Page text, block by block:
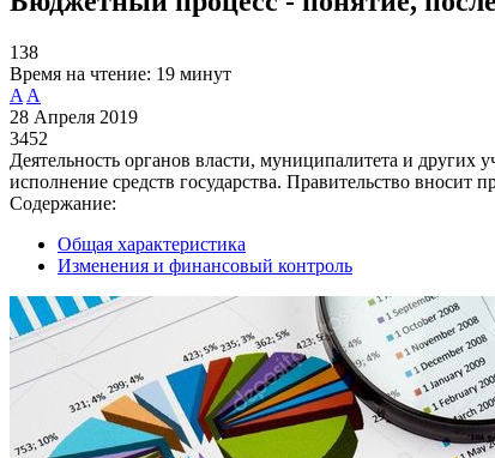
138
Время на чтение: 19 минут
A A
28 Апреля 2019
3452
Деятельность органов власти, муниципалитета и других
исполнение средств государства. Правительство вносит
Содержание:
Общая характеристика
Изменения и финансовый контроль